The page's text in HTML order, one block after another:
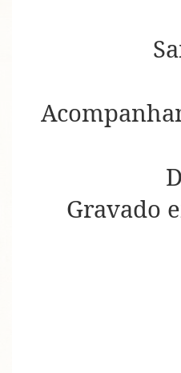
Gravado